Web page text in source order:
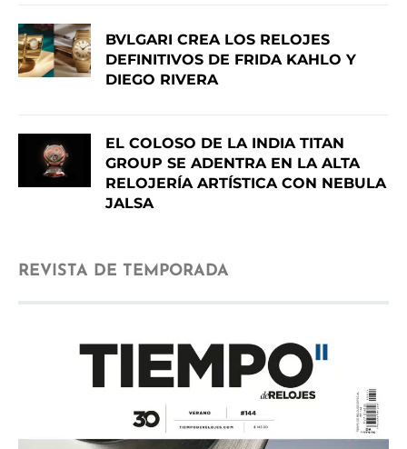
BVLGARI CREA LOS RELOJES
DEFINITIVOS DE FRIDA KAHLO Y
DIEGO RIVERA
EL COLOSO DE LA INDIA TITAN
GROUP SE ADENTRA EN LA ALTA
RELOJERÍA ARTÍSTICA CON NEBULA
JALSA
REVISTA DE TEMPORADA